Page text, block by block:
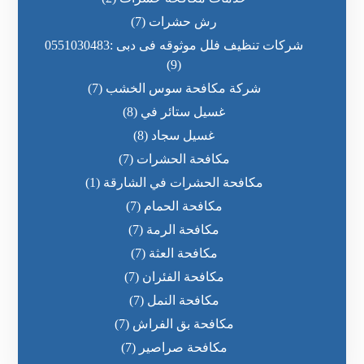
رش حشرات (7)
شركات تنظيف فلل موثوقه فى دبى :0551030483
(9)
شركة مكافحة سوس الخشب (7)
غسيل ستائر في (8)
غسيل سجاد (8)
مكافحة الحشرات (7)
مكافحة الحشرات في الشارقة (1)
مكافحة الحمام (7)
مكافحة الرمة (7)
مكافحة العثة (7)
مكافحة الفئران (7)
مكافحة النمل (7)
مكافحة بق الفراش (7)
مكافحة صراصير (7)